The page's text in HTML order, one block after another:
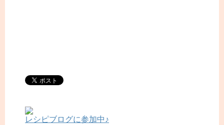
レシピブログに参加中♪